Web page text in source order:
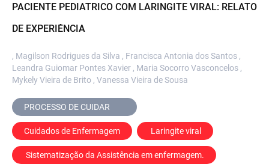
PACIENTE PEDIATRICO COM LARINGITE VIRAL: RELATO
DE EXPERIÊNCIA
, Magilson Rodrigues da Silva , Francisca Antonia dos Santos ,
Leandra Guiomar Pontes Xavier , Maria Socorro Vasconcelos ,
Mykely Vieira de Brito , Vanessa Vieira de Sousa
Cuidados de Enfermagem Laringite viral
Sistematização da Assistência em enfermagem.